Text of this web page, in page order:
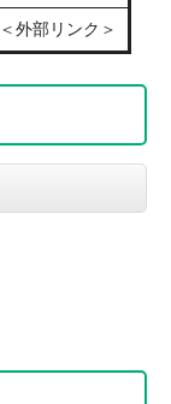
＜外部リンク＞